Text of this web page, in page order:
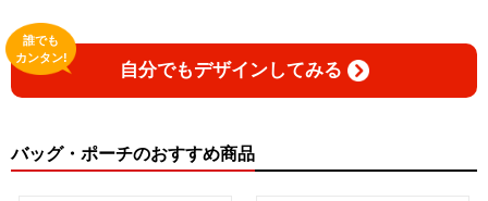
自分でもデザインしてみる
誰でも
カンタン!
バッグ・ポーチのおすすめ商品